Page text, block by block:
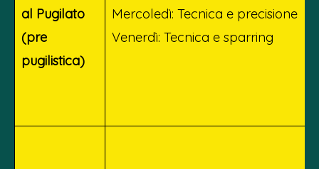
al Pugilato
(pre
pugilistica)
Mercoledì: Tecnica e precisione
Venerdì: Tecnica e sparring